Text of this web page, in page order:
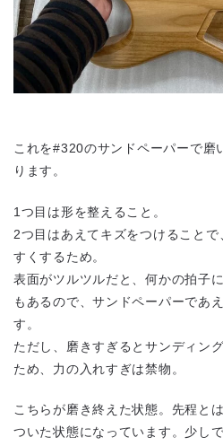
これを#320のサンドペーパーで磨
ります。
1つ目は形を整えること。
2つ目はあえてキズをつけること
すくするため。
表面がツルツルだと、何かの拍子
もあるので、サンドペーパーであ
す。
ただし、磨きすぎるとサンディン
ため、力の入れすぎは禁物。
こちらが磨き終えた状態。先程と
ついた状態になっています。少し